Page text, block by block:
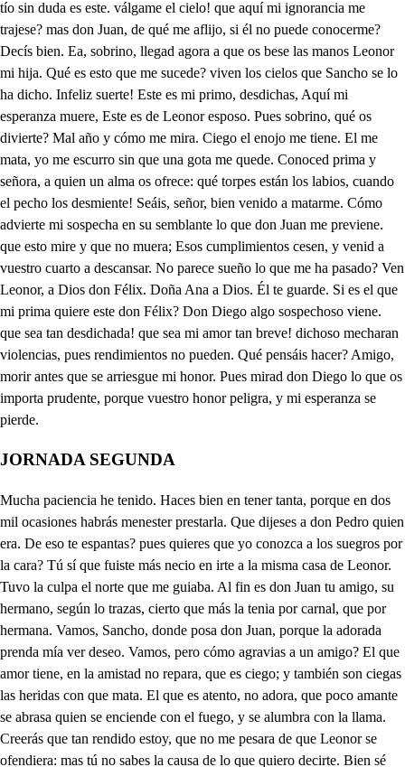
JORNADA SEGUNDA
Mucha paciencia he tenido. Haces bien en tener tanta, porque en dos mil ocasiones habrás menester prestarla. Que dijeses a don Pedro quien era. De eso te espantas? pues quieres que yo conozca a los suegros por la cara? Tú sí que fuiste más necio en irte a la misma casa de Leonor. Tuvo la culpa el norte que me guiaba. Al fin es don Juan tu amigo, su hermano, según lo trazas, cierto que más la tenia por carnal, que por hermana. Vamos, Sancho, donde posa don Juan, porque la adorada prenda mía ver deseo. Vamos, pero cómo agravias a un amigo? El que amor tiene, en la amistad no repara, que es ciego; y también son ciegas las heridas con que mata. El que es atento, no adora, que poco amante se abrasa quien se enciende con el fuego, y se alumbra con la llama. Creerás que tan rendido estoy, que no me pesara de que Leonor se ofendiera: mas tú no sabes la causa de lo que quiero decirte. Bien sé todo lo que pasa; que cuanto don Juan te dijo, escondido lo escuchaba; que soy muy fino criado. Pues, amigo, yo me holgara de que tuviera otro dueño mi prima; porque mis ansias solo por ser bien nacidas, no fueran tan desdichadas. Oye a propósito un cuento. Como no sea largo, vaya. No es muy largo, cuando mucho, durará de aquí a mañana: Diole un hombre a un zapatero una vuelta muy bien dada; y viendo que lo sentía, le dijo aquestas palabras: Pues no es dicha, mentecato, que sin que le cueste blanca, haya hallado un zapatero quien le zurre la badana? La aplicación ya está hecha; sufre, disimula y calla el que te zurren le prima, porque te dejen la dama. Todo, Sancho, lo perdiera, si a merecerla llegara. Bien sé yo que ella te quiere. En qué lo ves? que te engañas. En que siente que te cases, que eso harán cuantos te aman. Tanto el casarte aborreces? Tanto que hoy pensando estaba, y hacia una consecuencia, que a mí me parece clara. Si al que se casa dos veces docientos azotes cascan; porqué ciento no les pegan a los que una vez se casan? Pero ya habemos llegado: en esta primera sala está el cuarto de don Juan: este será el de doña Ana. deja que yo entraré a verlo. Espera y veré si anda el demonio de Finesilla por aquí: mas con su ama está hablando; llamarela: ce, Inés. a un lado te aparta, que yo entraré. No hay que entrar, que ella sale. Quien la llama. Un amante desdichado, que por no enojar al día, pedir licencia quería para morir abrasado. El que se mira agraviado, quisiera verse temido; y así el venir atrevido a mis ojos, no es fineza que a satisfacer empieza, quien huye del ofendido. Si es vuestra esposa Leonor, decidme lo que intentáis? en qué esperanza os fundáis, si sabéis que tengo honor? Dejad de fingir amor, que ya será mal nacido, porque es tan poco advertido, que de hoy más vuestro cuidado solo tiene de acertado, lo que tiene de fingido. No niego a vuestra beldad que vine a casarme aquí, que haber sido contra mí, acredita que es verdad: Pero si mi voluntad no ha tenido parte alguna, (pues que la suerte importuna me procuraba el empleo) no achaquéis a mi deseo delitos de mi fortuna. Después, señora, que os vi, y a vuestro hermano escuché, de pensamiento mudé, por él, por vos y por mí. Alma y corazón os di; pues como noble y constante haré boda semejante, si ha impedirla se han juntado las atenciones de honrado, y los afectos de amante? Luego no amáis a Leonor? Quién os ha llegado a ver otro amor puede tener? qué ciego fuera el amor! No aseguráis mi temor que os tiene muy empeñado la palabra que habéis dado? Pues que importa dueño mío, si vive en vos mi albedrio. y en Leonor otro cuidado. Señora, don Pedro dice, que te quiere hablar y queda esperando, que a tu hermano buscaba y como está fuera, me ha pedido que te avise. A qué mal tiempo que llega: di que entre. A Dios, Finesilla. Oh qué donosa llaneza! Mi bien, que don Pedro es este? Vuestro suegro. Pues quisiera, porque aquí no me encontrara, retirarme a esotra pieza. Para qué? no queréis darle celos? No advertís que es fuerza el volverle acompañando. Solo porque no se vuelva permitiré que se esconda. Dadme, señora licencia. Gracias a Dios que hay alguno que para esconderse ruega; retiraos en esa cuadra. Ven Sancho. Como de fieras se puede huir de los suegros. Ay amor! qué de experiencias tienes de mal empleado, y qué pocos te escarmientan! De estorbaros me pesara Cómo en casa que es tan vuestra podéis estorbar? Yo vengo a deciros una queja que tengo de vuestro hermano, para que vos como cuerda le deis prudentes consejos: que su juventud resuelta, ni a su obligación atiende, ni mi decoro respeta. Mucho siento que mi hermano a disgustaros se atreva con el menor pensamiento. Ya sabréis Ana bella, quien lo duda, que constante a mi hija galantea: mas aparte hablaros quiero, que no son estas materias para tratadas a voces. Que a mí con esto me venga? El criado de D. Pedro en esta sala primera estaba aunque no me ha visto. Mi hermano viene y me pesa mas él está con mi hermana. De que calle me hizo señas. No quiero hablarle, que siempre de mis pasiones se queja, y agora vendrá a cansarme con la misma impertinencia; pues volverme, será yerro, que podrá ser que me vea su criado y se lo diga: mejor es que en esta pieza me esconda hasta que se vaya. Donde está don Diego intenta esconderse; mas perdone que antes soy yo: hermano llega, mira que el señor don Pedro quiere hablarte. Oh vil cautela! sino me engaña la vista, viven los cielos que en esta sala está, escondido un hombre. Vengáis, D. Juan, norabuena. mas ahora por D. Pedro el disimular es fuerza. Bien me he librado. Parece que llamaron a la puerta. Yo, Don Juan, vengo a pediros que dé fin vuestra prudencia a tan locos galanteos, y a pretensiones tan necias. Dos años ha que mi casa rondáis mariposa ciega, atento a escalar mi honra a no estorbarlo sus rejas. Mirad, pues, a quién no admira que con tanta diferencia las atenciones me agravien, y los yerros me defiendan. Hasta aquí lo he permitido por ser menos indecencia, no estando Leonor casada: pero ya que su belleza tiene marido tan noble, es forzoso que os divierta, que seguís un imposible; sujetad la pasión vuestra. Si presume de que os vence, no blasone de que os ciega; no deis que decir al vulgo que con malicia grosera hace un delito de un yerro, y un agravio de una ofensa. Que como el honor se funda en lo que los otros piensan; basta que todos lo juzguen, para que yo no lo tenga. Que es un delicado espejo que en su mismo ser tropieza; pues en la opinión consiste, y en opiniones se quiebra. Esto, D. Juan, os suplico, cese tan bárbara empresa; y a Dios quedad, que enmendaros será la mejor respuesta. O si no, viven los cielos que si mi valor se alienta, sabrá castigar brioso, como prudente aconseja. Que aunque en mis canas el fuego de mi coraje se templa, mas que por nieve le postran, por ceniza le conservan. Qué escucho? Mis presunciones me dejaron de manera, que ni oí sus demasías, ni he atendido a sus querellas: apuraré mis recelos. Mi hermano, ay de mí! se acerca. yo estoy en grande peligro. Oh, quiera el cielo que mienta! pero imagino desdichas, y nunca salen inciertas. Dónde vas? Qué presto han dado señales de verdaderas! Advierte. Quita villana. Que Don Diego. Matarela. Ha venido. Que esto sufra! A buscarte. Que te atrevas a impedirme, tu castigo será esta daga. Detenga vuestra mano el golpe injusto. Pues vos D. Diego. Qué pena! Cómo estáis aquí escondido? Antes, Don Juan que os ofendan mentirosas presunciones, será bien desvanecerlas. Yo vine a veros y cuando por vos preguntaba, acierta a venir también don Pedro; y porque no me impidiera a aguardaros, la pedí a vuestra hermana licencia de retirarme aquí dentro. Y aunque tú me hicistes señas, porque entrando de repente sin conocerle, pudieras descubrirle, te he llamado; no hagas culpa la advertencia. Pues por qué me detenías? Porque todo lo supieras antes de entrar. Lo que miente; a algún sastre se encomienda. Bien está, vete allá dentro. que hablarle otra vez no pueda De quedar solo me huelgo. Vuelve luego, Inés, Que vuelva? no tengo vuelta ninguna. Pues yo te daré una vuelta. Si acaso escucho a D. Pedro qué he de hacer? Así tuvieran satisfación mis agravios; así las traiciones vuestras pudieran tener disculpa. Todo lo ha oído: suspenda vuestra voz razones tales, que de puro satisfechas han de volverse corridas a quejarse de la lengua. En lo que escuché a don Pedro, que satisfación os queda de esta injuria, de este engaño decid, cómo puede haberla? Disimulo, mientras puedo valerme de la cautela. No os dije que acompañaba al galán de Leonor bella por ser entonces mi amigo; pues la causa porque piensa don Pedro que yo la adoro, es por hallarme a su puerta muchas veces hecho lince de su calle y de sus rejas; que como le favorece, dispone el amor que sea para el uno la ventura, y para el otro la queja. Señor don Juan yo deseo tanto que en mí no se pierda la obligación de serviros, ni en vos la correspondencia, que he de creeros dudoso; mas sabed que no es fineza. si me escondéis la venganza, manifestarme la ofensa. Que mejor hubiera sido, aunque lisonja os parezca, para negarme el remedio, no decirme la dolencia. Es don Félix el amante de Leonor? Si yo pudiera decirlo, hubiera callado hasta aquí? Pues no pretenda vuestra amistad escusarse de esto que mi honor os ruega. Venida a ver a mi prima, y cuanto hablareis con ella lo he de escuchar escondido: que puesto que ha de ser fuerza el tratar de sus amores, vendré a saber de ella mesma, sin que vos me lo digáis, su amante; y de esta manera no rompéis vuestra palabra, y desmentís mi sospecha. Al homenaje faltara si lo que pedís hiciera, que yo soy el que lo digo, si por mi a saberse llega: que a mi parecer, don Diego, ay muy poca diferencia en que lo diga la industria, o en que lo diga la lengua. Nada hacéis de lo que os pido: y una amistad verdadera solo advierte lo que importa, y no mira lo que arriesga; que no habrá nadie que culpe, aunque el decoro se ofenda, que una palabra se rompa, cuando un honor se remedia. Muchas razones hallara que convenceros pudieran, mas c